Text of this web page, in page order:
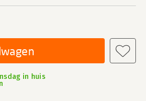
in huis